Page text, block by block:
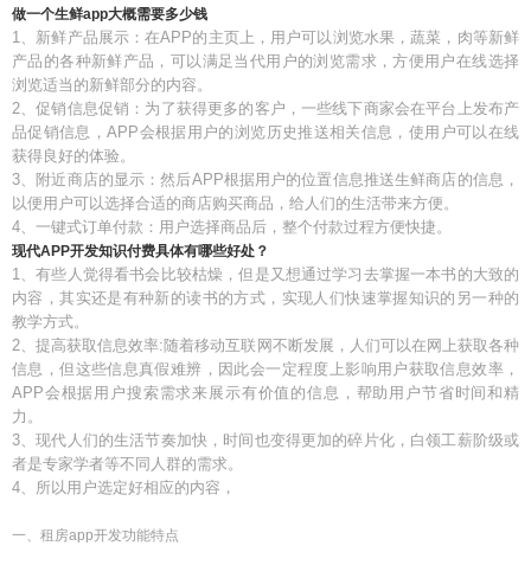
做一个生鲜app大概需要多少钱
1、新鲜产品展示：在APP的主页上，用户可以浏览水果，蔬菜，肉等新鲜
产品的各种新鲜产品，可以满足当代用户的浏览需求，方便用户在线选择
浏览适当的新鲜部分的内容。
2、促销信息促销：为了获得更多的客户，一些线下商家会在平台上发布产
品促销信息，APP会根据用户的浏览历史推送相关信息，使用户可以在线
获得良好的体验。
3、附近商店的显示：然后APP根据用户的位置信息推送生鲜商店的信息，
以便用户可以选择合适的商店购买商品，给人们的生活带来方便。
4、一键式订单付款：用户选择商品后，整个付款过程方便快捷。
现代APP开发知识付费具体有哪些好处？
1、有些人觉得看书会比较枯燥，但是又想通过学习去掌握一本书的大致的
内容，其实还是有种新的读书的方式，实现人们快速掌握知识的另一种的
教学方式。
2、提高获取信息效率:随着移动互联网不断发展，人们可以在网上获取各种
信息，但这些信息真假难辨，因此会一定程度上影响用户获取信息效率，
APP会根据用户搜索需求来展示有价值的信息，帮助用户节省时间和精
力。
3、现代人们的生活节奏加快，时间也变得更加的碎片化，白领工薪阶级或
者是专家学者等不同人群的需求。
4、所以用户选定好相应的内容，
一、租房app开发功能特点